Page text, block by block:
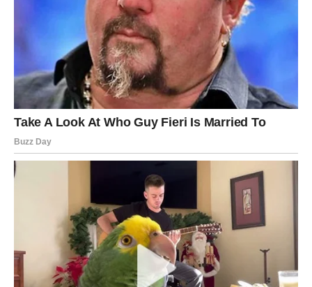
VELIKI USPJEH JE NA POMOLU
Strijelčevi su među najvećim sretnicima ovog horoskopa.
Zvijezde pokazuju da vam dolazi prilika koja može donijeti
uspjeh, napredak i razlog za veliko slavlje. Ono što ste
dugo priželjkivali sada je mnogo bliže nego što mislite.
Poruka zvijezda
Budite spremni prihvatiti ono što ste zaslužili.
JARAC
Mir i stabilnost postaju vaša stvarnost